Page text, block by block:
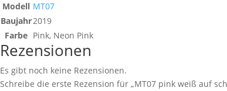
Modell MT07
Baujahr2019
Farbe Pink, Neon Pink
Rezensionen
Es gibt noch keine Rezensionen.
Schreibe die erste Rezension für „MT07 pink weiß auf